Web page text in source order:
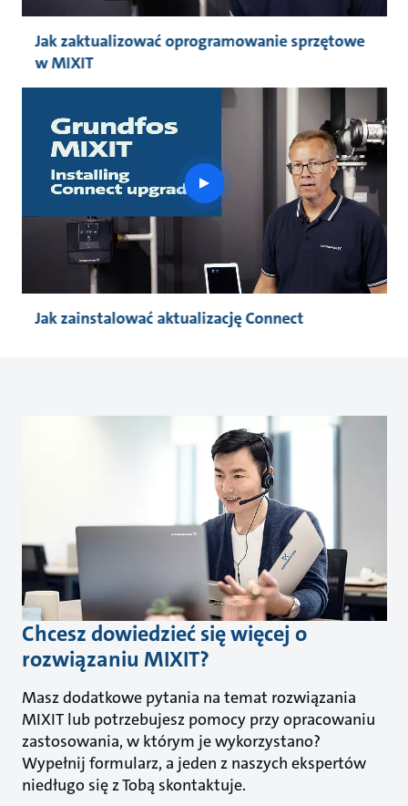
Jak zaktualizować oprogramowanie sprzętowe
w MIXIT
play
button
Jak zainstalować aktualizację Connect
Chcesz dowiedzieć się więcej o
rozwiązaniu MIXIT?
Masz dodatkowe pytania na temat rozwiązania
MIXIT lub potrzebujesz pomocy przy opracowaniu
zastosowania, w którym je wykorzystano?
Wypełnij formularz, a jeden z naszych ekspertów
niedługo się z Tobą skontaktuje.